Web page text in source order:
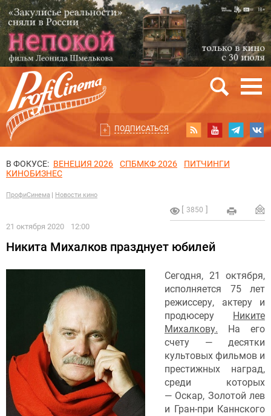
ПОДПИСАТЬСЯ
В ФОКУСЕ: ВЕНЕЦИЯ 2026 СПБМКФ 2026
ПИТЧИНГИ
КИНОБИЗНЕС
ПрофиСинема Новости кино
3850
21 октября 2020 12:00
Никита Михалков празднует юбилей
Сегодня, 21 октября,
исполняется 75 лет
режиссеру, актеру и
продюсеру
Никите
Михалкову. На его
счету — десятки
культовых фильмов и
престижных наград,
среди которых
— Оскар, Золотой лев
и Гран-при Каннского